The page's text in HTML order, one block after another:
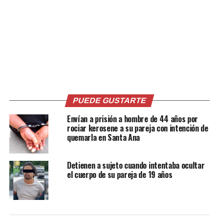
Me gusta esto:
Relacionado
PUEDE GUSTARTE
Envían a prisión a hombre de 44 años por
rociar kerosene a su pareja con intención de
quemarla en Santa Ana
Detienen a sujeto cuando intentaba ocultar
el cuerpo de su pareja de 19 años